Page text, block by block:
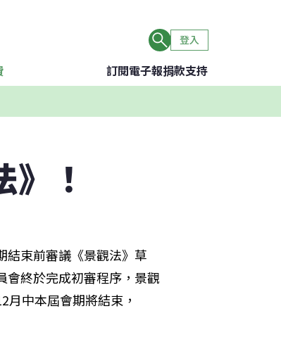
登入
訂閱電子報捐款支持
！
結束前審議《景觀法》草
會終於完成初審程序，景觀
中本屆會期將結束，